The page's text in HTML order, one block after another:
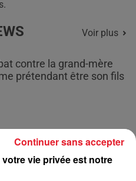
Voir plus
contre la grand-mère
prétendant être son fils
fin à une ex-escorte
dans sa bataille...
vie privée est notre
Continuer sans accepter